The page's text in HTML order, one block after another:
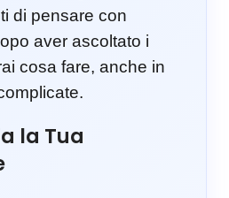
di pensare con
aver ascoltato i
cosa fare, anche in
la Tua